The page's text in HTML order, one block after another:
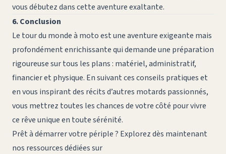
vous débutez dans cette aventure exaltante.
6. Conclusion
Le tour du monde à moto est une aventure exigeante mais
profondément enrichissante qui demande une préparation
rigoureuse sur tous les plans : matériel, administratif,
financier et physique. En suivant ces conseils pratiques et
en vous inspirant des récits d’autres motards passionnés,
vous mettrez toutes les chances de votre côté pour vivre
ce rêve unique en toute sérénité.
Prêt à démarrer votre périple ? Explorez dès maintenant
nos ressources dédiées sur